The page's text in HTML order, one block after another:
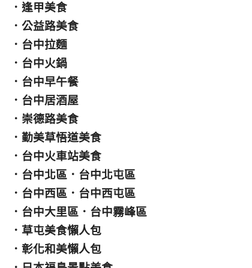
．逢甲美食
．公益路美食
． 台中拉麵
． 台中火鍋
． 台中早午餐
． 台中居酒屋
． 崇德路美食
．勤美草悟道美食
． 台中火車站美食
． 台中北區 ． 台中北屯區
． 台中西區 ． 台中西屯區
． 台中大里區 ． 台中霧峰區
． 草屯美食懶人包
．彰化和美懶人包